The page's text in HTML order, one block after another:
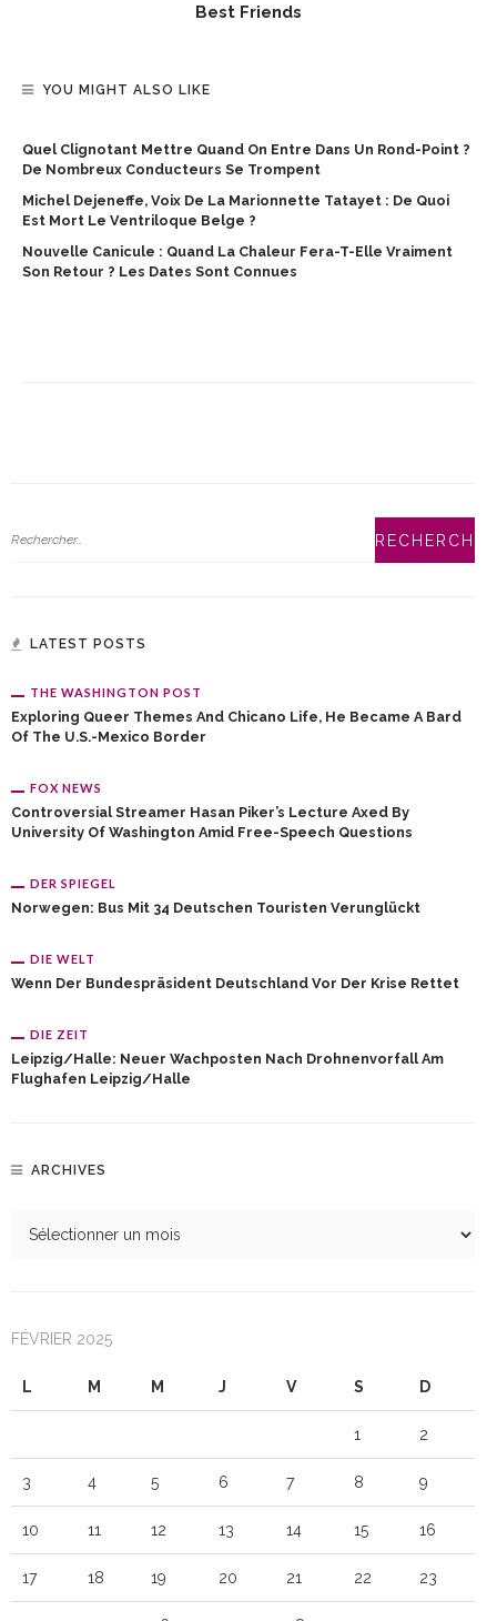
Best Friends
YOU MIGHT ALSO LIKE
Quel Clignotant Mettre Quand On Entre Dans Un Rond-Point ?
De Nombreux Conducteurs Se Trompent
Michel Dejeneffe, Voix De La Marionnette Tatayet : De Quoi
Est Mort Le Ventriloque Belge ?
Nouvelle Canicule : Quand La Chaleur Fera-T-Elle Vraiment
Son Retour ? Les Dates Sont Connues
LATEST POSTS
THE WASHINGTON POST
Exploring Queer Themes And Chicano Life, He Became A Bard
Of The U.S.-Mexico Border
FOX NEWS
Controversial Streamer Hasan Piker’s Lecture Axed By
University Of Washington Amid Free-Speech Questions
DER SPIEGEL
Norwegen: Bus Mit 34 Deutschen Touristen Verunglückt
DIE WELT
Wenn Der Bundespräsident Deutschland Vor Der Krise Rettet
DIE ZEIT
Leipzig/Halle: Neuer Wachposten Nach Drohnenvorfall Am
Flughafen Leipzig/Halle
ARCHIVES
FÉVRIER 2025
L M M J V S D
1 2
3 4 5 6 7 8 9
10 11 12 13 14 15 16
17 18 19 20 21 22 23